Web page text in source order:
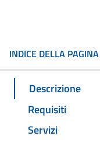
INDICE DELLA PAGINA
Descrizione
Requisiti
Servizi